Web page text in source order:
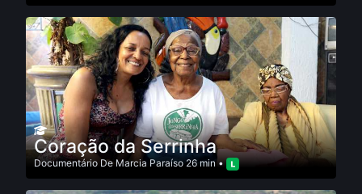
Coração da Serrinha
Documentário De Marcia Paraí­so26 min •